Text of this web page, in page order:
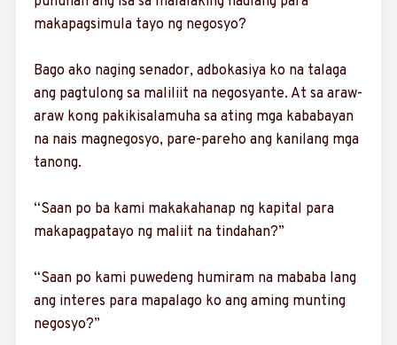
makapagsimula tayo ng negosyo?
Bago ako naging senador, adbokasiya ko na talaga
ang pagtulong sa maliliit na negosyante. At sa araw-
araw kong pakikisalamuha sa ating mga kababayan
na nais magnegosyo, pare-pareho ang kanilang mga
tanong.
“Saan po ba kami makakahanap ng kapital para
makapagpatayo ng maliit na tindahan?”
“Saan po kami puwedeng humiram na mababa lang
ang interes para mapalago ko ang aming munting
negosyo?”